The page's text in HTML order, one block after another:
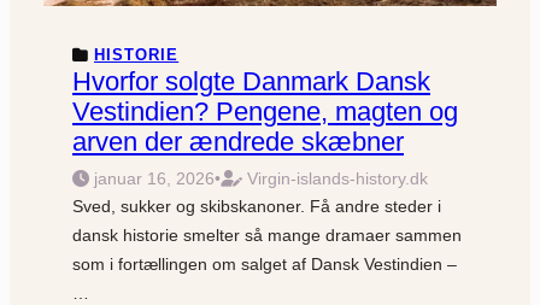
HISTORIE
Hvorfor solgte Danmark Dansk
Vestindien? Pengene, magten og
arven der ændrede skæbner
januar 16, 2026•
Virgin-islands-history.dk
Sved, sukker og skibskanoner. Få andre steder i
dansk historie smelter så mange dramaer sammen
som i fortællingen om salget af Dansk Vestindien –
…